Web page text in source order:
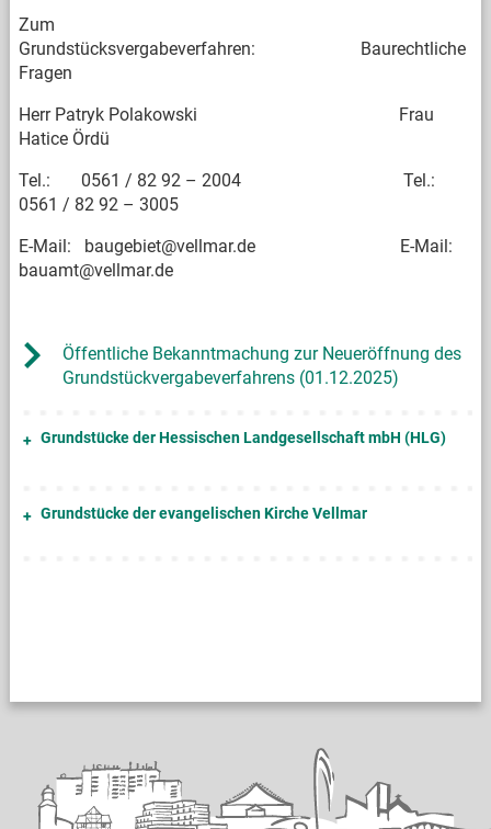
Zum
Grundstücksvergabeverfahren: Baurechtliche
Fragen
Herr Patryk Polakowski Frau
Hatice Ördü
Tel.: 0561 / 82 92 – 2004 Tel.:
0561 / 82 92 – 3005
E-Mail: baugebiet@vellmar.de E-Mail:
bauamt@vellmar.de
Öffentliche Bekanntmachung zur Neueröffnung des
Grundstückvergabeverfahrens (01.12.2025)
Grundstücke der Hessischen Landgesellschaft mbH (HLG)
Grundstücke der evangelischen Kirche Vellmar